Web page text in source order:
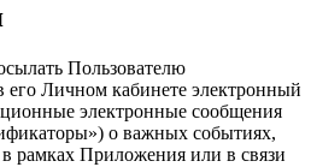
Пользователю
его Личном кабинете электронный
электронные сообщения
о важных событиях,
рамках Приложения или в связи